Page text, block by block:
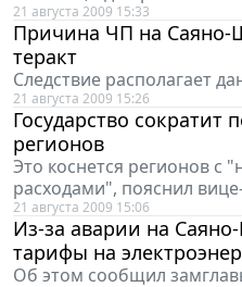
21 августа 2009 15:33
Причина ЧП на Саяно-
теракт
Следствие располагает
21 августа 2009 15:26
Государство сократит
регионов
Это коснется регионов
расходами", пояснил
21 августа 2009 15:06
Из-за аварии на
тарифы на
Об этом сообщил